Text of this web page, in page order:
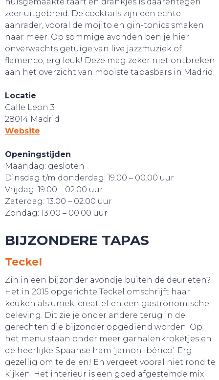
SNUIF CULTUUR!
zeer uitgebreid. De cocktails zijn een echte
aanrader, vooral de mojito en gin-tonics smaken
naar meer. Op sommige avonden ben je hier
onverwachts getuige van live jazzmuziek of
flamenco, erg leuk! Deze mag zeker niet ontbreken
aan het overzicht van mooiste tapasbars in Madrid.
Locatie
Calle Leon 3
28014 Madrid
Website
Openingstijden
Maandag: gesloten
Dinsdag t/m donderdag: 19.00 – 00.00 uur
Vrijdag: 19.00 – 02.00 uur
Zaterdag: 13.00 – 02.00 uur
Zondag: 13.00 – 00.00 uur
BIJZONDERE TAPAS
Teckel
Zin in een bijzonder avondje buiten de deur eten?
Het in 2015 opgerichte Teckel omschrijft haar
keuken als uniek, creatief en een gastronomische
beleving. Dit zie je onder andere terug in de
gerechten die bijzonder opgediend worden. Op
het menu staan onder meer garnalenkroketjes en
de heerlijke Spaanse ham ‘jamon ibérico’. Erg
gezellig om te delen! En vergeet vooral niet rond te
kijken. Het interieur is een goed afgestemde mix